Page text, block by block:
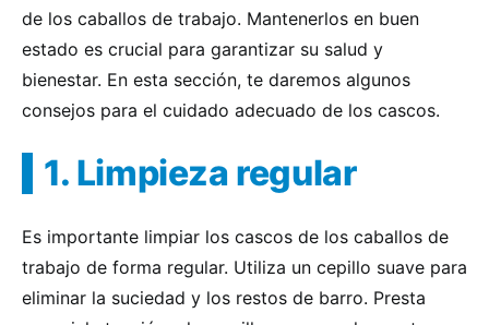
de los caballos de trabajo. Mantenerlos en buen
estado es crucial para garantizar su salud y
bienestar. En esta sección, te daremos algunos
consejos para el cuidado adecuado de los cascos.
1. Limpieza regular
Es importante limpiar los cascos de los caballos de
trabajo de forma regular. Utiliza un cepillo suave para
eliminar la suciedad y los restos de barro. Presta